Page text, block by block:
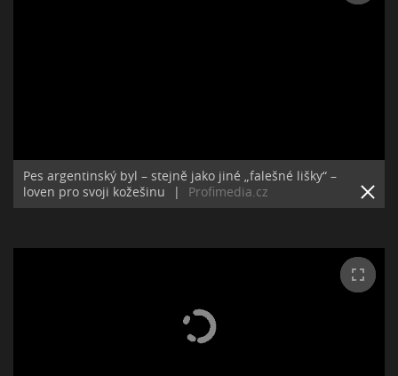
Pes argentinský byl – stejně jako jiné „falešné lišky“ –
loven pro svoji kožešinu
| Profimedia.cz